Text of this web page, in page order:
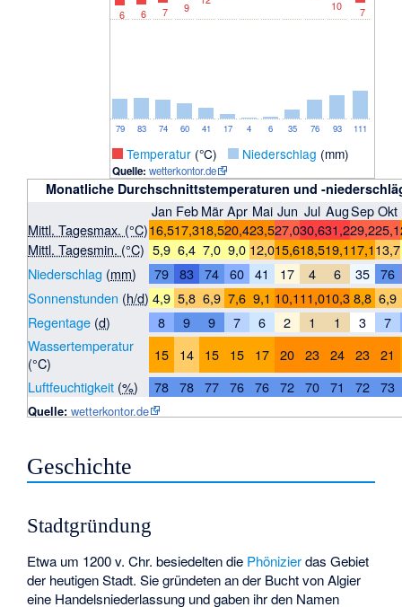
79
6
83
6
74
7
60
9
41 17 4 6 35 76 93
10
111
7
_ Temperatur(°C) _ Niederschlag (mm)
Quelle: wetterkontor.de
Monatliche Durchschnittstemperaturen und -
Jan FebMärApr Mai Jun Jul AugSep Okt
Mittl. Tagesmax. (°C)16,517,318,520,423,527,030,631,229,225,1
Mittl. Tagesmin. (°C) 5,9 6,4 7,0 9,0 12,015,618,519,117,113,7
Niederschlag (mm) 79 83 74 60 41 17 4 6 35 76
Sonnenstunden (h/d) 4,9 5,8 6,9 7,6 9,1 10,111,010,3 8,8 6,9
Regentage (d) 8 9 9 7 6 2 1 1 3
7
Wassertemperatur
(°C)
15 14 15 15 17 20 23 24 23 21
Luftfeuchtigkeit (%) 78 78 77 76 76 72 70 71 72 73
Quelle: wetterkontor.de
Geschichte
Stadtgründung
Etwa um 1200 v. Chr. besiedelten die Phönizierdas Gebiet
der heutigen Stadt. Sie gründeten an der Bucht von Algier
eine Handelsniederlassung und gaben ihr den Namen